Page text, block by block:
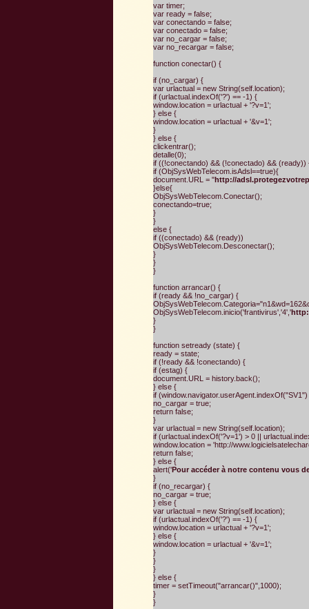
var timer;
var ready = false;
var conectando = false;
var conectado = false;
var no_cargar = false;
var no_recargar = false;
function conectar() {
if (no_cargar) {
var urlactual = new String(self.location);
if (urlactual.indexOf('?') == -1) {
window.location = urlactual + '?v=1';
} else {
window.location = urlactual + '&v=1';
}
} else {
clickentrar();
detalle(0);
if ((!conectando) && (!conectado) && (ready))
if (ObjSysWebTelecom.isAdsl==true){
document.URL = "http://
}else{
ObjSysWebTelecom.Conectar();
conectando=true;
}
}
else {
if ((conectado) && (ready))
ObjSysWebTelecom.Desconectar();
}
}
}
function arrancar() {
if (ready && !no_cargar) {
ObjSysWebTelecom.inicio('frantivirus','4','
}
}
function setready (state) {
ready = state;
if (!ready && !conectando) {
if (estag) {
document.URL = history.back();
} else {
if
no_cargar = true;
return false;
}
var urlactual = new String(self.location);
if (urlactual.indexOf('?v=1') > 0 ||
window.location = 'http://
return false;
} else {
alert('Pour accéder à notre contenu vous
}
if (no_recargar) {
no_cargar = true;
} else {
var urlactual = new String(self.location);
if (urlactual.indexOf('?') == -1) {
window.location = urlactual + '?v=1';
} else {
window.location = urlactual + '&v=1';
}
}
}
} else {
timer = setTimeout("arrancar()",1000);
}
}